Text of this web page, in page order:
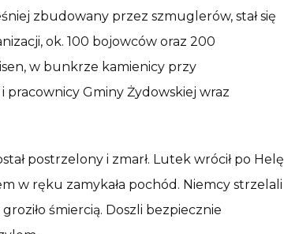
zbudowany przez szmuglerów, stał się
ok. 100 bojowców oraz 200
w bunkrze kamienicy przy
pracownicy Gminy Żydowskiej wraz
postrzelony i zmarł. Lutek wrócił po Helę
w ręku zamykała pochód. Niemcy strzelali
śmiercią. Doszli bezpiecznie